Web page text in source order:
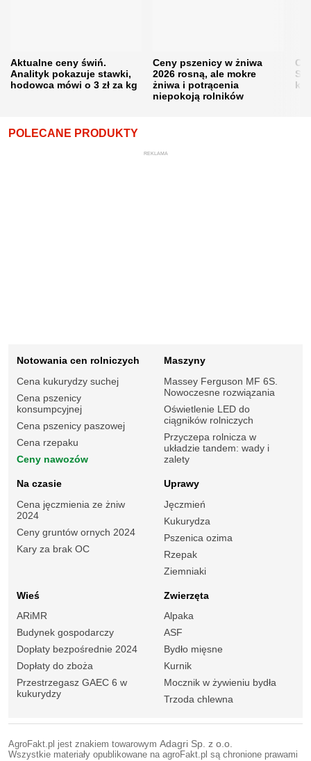
Aktualne ceny świń.
Analityk pokazuje stawki,
hodowca mówi o 3 zł za kg
Ceny pszenicy w żniwa
2026 rosną, ale mokre
żniwa i potrącenia
niepokoją rolników
POLECANE PRODUKTY
REKLAMA
Notowania cen rolniczych
Cena kukurydzy suchej
Cena pszenicy
konsumpcyjnej
Cena pszenicy paszowej
Cena rzepaku
Ceny nawozów
Maszyny
Massey Ferguson MF 6S.
Nowoczesne rozwiązania
Oświetlenie LED do
ciągników rolniczych
Przyczepa rolnicza w
układzie tandem: wady i
zalety
Na czasie
Cena jęczmienia ze żniw
2024
Ceny gruntów ornych 2024
Kary za brak OC
Uprawy
Jęczmień
Kukurydza
Pszenica ozima
Rzepak
Ziemniaki
Wieś
ARiMR
Budynek gospodarczy
Dopłaty bezpośrednie 2024
Dopłaty do zboża
Przestrzegasz GAEC 6 w
kukurydzy
Zwierzęta
Alpaka
ASF
Bydło mięsne
Kurnik
Mocznik w żywieniu bydła
Trzoda chlewna
AgroFakt.pl jest znakiem towarowym Adagri Sp. z o.o.
Wszystkie materiały opublikowane na agroFakt.pl są chronione prawami